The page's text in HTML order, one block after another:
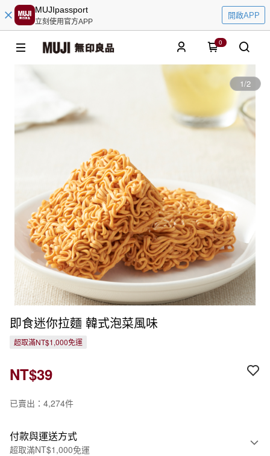
MUJIpassport
立刻使用官方APP
開啟APP
0
1/2
即食迷你拉麵 韓式泡菜風味
超取滿NT$1,000免運
NT$39
已賣出：4,274件
付款與運送方式
超取滿NT$1,000免運